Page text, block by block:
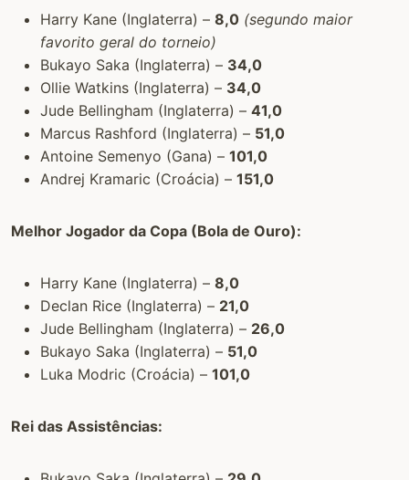
Harry Kane (Inglaterra) – 8,0 (segundo maior
favorito geral do torneio)
Bukayo Saka (Inglaterra) – 34,0
Ollie Watkins (Inglaterra) – 34,0
Jude Bellingham (Inglaterra) – 41,0
Marcus Rashford (Inglaterra) – 51,0
Antoine Semenyo (Gana) – 101,0
Andrej Kramaric (Croácia) – 151,0
Melhor Jogador da Copa (Bola de Ouro):
Harry Kane (Inglaterra) – 8,0
Declan Rice (Inglaterra) – 21,0
Jude Bellingham (Inglaterra) – 26,0
Bukayo Saka (Inglaterra) – 51,0
Luka Modric (Croácia) – 101,0
Rei das Assistências: